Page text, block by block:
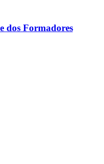
dos Formadores